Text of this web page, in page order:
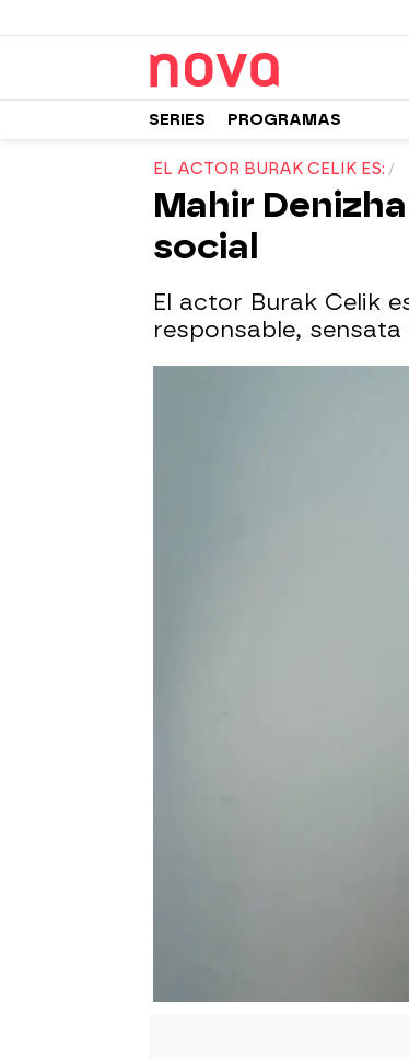
SERIES PROGRAMAS
EL ACTOR BURAK CELIK ES:
Mahir
social
El actor Burak Celik
responsable,